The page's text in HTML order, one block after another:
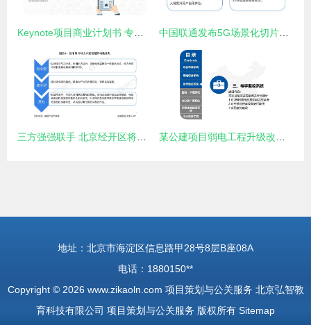
地址：北京市海淀区信息路甲28号8层B座08A
电话：1880150**
Copyright © 2026 www.zikaoln.com 项目策划与公关服务 北京弘智教
育科技有限公司 项目策划与公关服务 版权所有 Sitemap